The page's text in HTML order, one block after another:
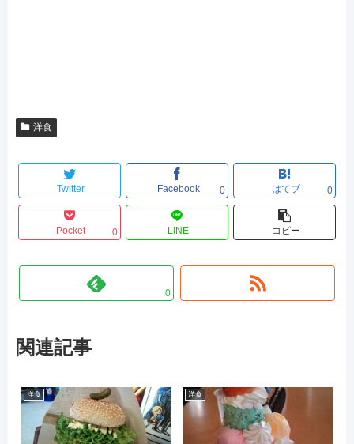
洋食
Twitter Facebook 0 はてブ 0
Pocket 0 LINE コピー
0
関連記事
洋食 洋食